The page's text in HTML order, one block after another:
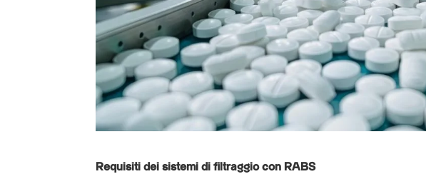
Requisiti dei sistemi di filtraggio con RABS